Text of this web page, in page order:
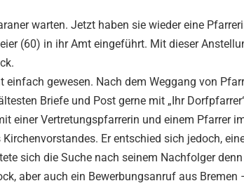
warten. Jetzt haben sie wieder eine
(60) in ihr Amt eingeführt. Mit dieser
gewesen. Nach dem Weggang von
Briefe und Post gerne mit „Ihr
einer Vertretungspfarrerin und einem Pfarrer
Er entschied sich jedoch,
sich die Suche nach seinem Nachfolger
aber auch ein Bewerbungsanruf aus Bremen